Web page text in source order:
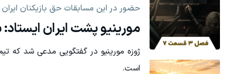
حضور در این مسابقات حق بازیکنان
مورینیو پشت ایران ایستاد:
است.